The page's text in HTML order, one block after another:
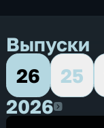
Выпуски
26
25
20262026